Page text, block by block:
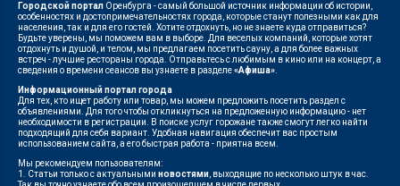
Городской портал Оренбурга - самый большой источник информации об истории,
особенностях и достопримечательностях города, которые станут полезными как для
населения, так и для его гостей. Хотите отдохнуть, но не знаете куда отправиться?
Будьте уверены, мы поможем вам в выборе. Для веселых компаний, которые хотят
отдохнуть и душой, и телом, мы предлагаем посетить сауну, а для более важных
встреч - лучшие рестораны города. Отправьтесь с любимым в кино или на концерт, а
сведения о времени сеансов вы узнаете в разделе«Афиша».
Информационный портал города
Для тех, кто ищет работу или товар, мы можем предложить посетить раздел с
объявлениями. Для того чтобы откликнуться на предложенную информацию - нет
необходимости в регистрации. В поиске услуг горожане также смогут легко найти
подходящий для себя вариант. Удобная навигация обеспечит вас простым
использованием сайта, а его быстрая работа - приятна всем.
Мы рекомендуем пользователям:
1. Статьи только с актуальными новостями, выходящие по несколько штук в час.